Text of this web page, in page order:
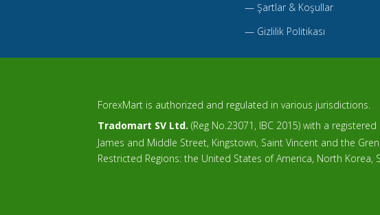
— Şartlar & Koşullar
— Gizlilik Politikası
ForexMart is authorized and regulated in various jurisdictions.
Tradomart SV Ltd. (Reg No.23071, IBC 2015) with a
James and Middle Street, Kingstown, Saint Vincent and the
Restricted Regions: the United States of America, North Korea,